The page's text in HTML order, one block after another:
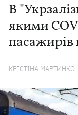
В
якими
пасажирів
КРІСТІНА МАРТИНКО